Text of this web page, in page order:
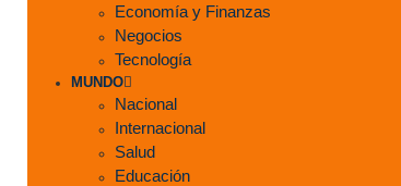
Economía y Finanzas
Negocios
Tecnología
MUNDO
Nacional
Internacional
Salud
Educación